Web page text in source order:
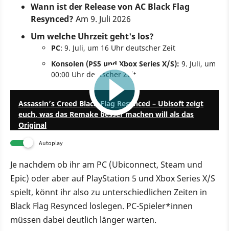
Wann ist der Release von AC Black Flag
Resynced? Am 9. Juli 2026
Um welche Uhrzeit geht's los?
PC: 9. Juli, um 16 Uhr deutscher Zeit
Konsolen (PS5 und Xbox Series X/S): 9. Juli, um
00:00 Uhr deutscher Zeit
Assassin’s Creed Black Flag Resynced – Ubisoft zeigt
euch, was das Remake besser machen will als das
Original
Autoplay
Je nachdem ob ihr am PC (Ubiconnect, Steam und
Epic) oder aber auf PlayStation 5 und Xbox Series X/S
spielt, könnt ihr also zu unterschiedlichen Zeiten in
Black Flag Resynced loslegen. PC-Spieler*innen
müssen dabei deutlich länger warten.